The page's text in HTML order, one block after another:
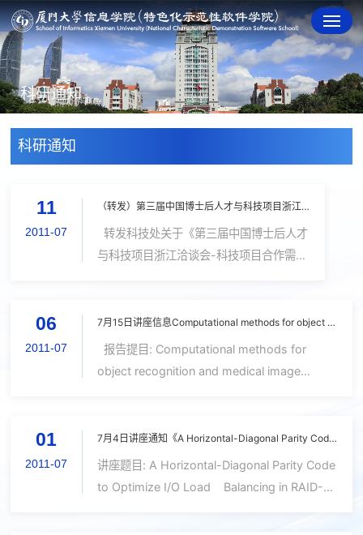
科研通知
科研通知
11
2011-07
（转发）第三届中国博士后人才与科技项目浙江洽谈会-科技项目合作需求
转发科技处关于《第三届中国博士后人才
与科技项目浙江洽谈会-科技项目合作需
和社会保障厅具体承办，全国博管办协办
的“第三届中国博...
06
2011-07
7月15日讲座信息Computational methods for object recognition and medical image segmentation
报告提目: Computational methods for
object recognition and medical image
厅。 报告内容: In the first part of the tal...
01
2011-07
7月4日讲座通知《A Horizontal-Diagonal Parity Code to Optimize I/O Load Balancing in RAID-6》
讲座题目: A Horizontal-Diagonal Parity Code
to Optimize I/O Load Balancing in RAID-6